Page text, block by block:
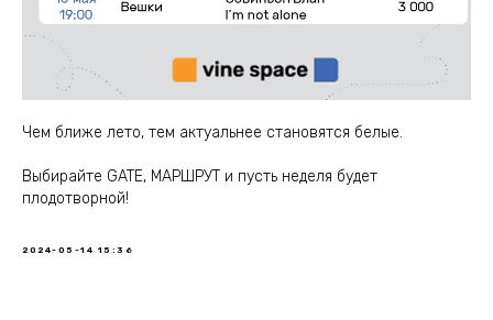
Чем ближе лето, тем актуальнее становятся белые.
Выбирайте GATE, МАРШРУТ и пусть неделя будет
плодотворной!
2024-05-14 15:36